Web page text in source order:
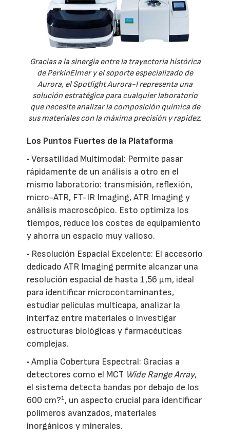
Gracias a la sinergia entre la trayectoria histórica
de PerkinElmer y el soporte especializado de
Aurora, el Spotlight Aurora-I representa una
solución estratégica para cualquier laboratorio
que necesite analizar la composición química de
sus materiales con la máxima precisión y rapidez.
Los Puntos Fuertes de la Plataforma
• Versatilidad Multimodal: Permite pasar
rápidamente de un análisis a otro en el
mismo laboratorio: transmisión, reflexión,
micro-ATR, FT-IR Imaging, ATR Imaging y
análisis macroscópico. Esto optimiza los
tiempos, reduce los costes de equipamiento
y ahorra un espacio muy valioso.
• Resolución Espacial Excelente: El accesorio
dedicado ATR Imaging permite alcanzar una
resolución espacial de hasta 1,56 µm, ideal
para identificar microcontaminantes,
estudiar películas multicapa, analizar la
interfaz entre materiales o investigar
estructuras biológicas y farmacéuticas
complejas.
• Amplia Cobertura Espectral: Gracias a
detectores como el MCT Wide Range Array,
el sistema detecta bandas por debajo de los
600 cm?¹, un aspecto crucial para identificar
polímeros avanzados, materiales
inorgánicos y minerales.